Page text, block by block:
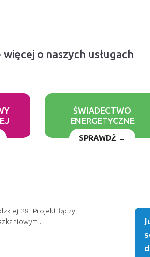
więcej o naszych usługach
ŚWIADECTWO
ENERGETYCZNE
SPRAWDŹ →
28. Projekt łączy